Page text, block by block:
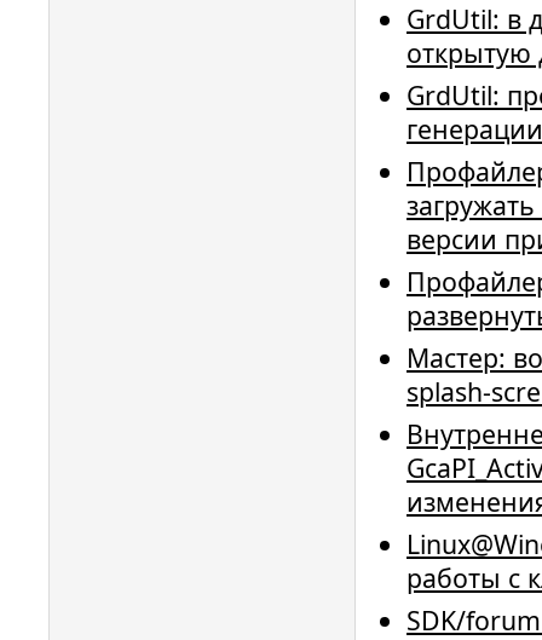
GrdUtil: в
открытую
GrdUtil:
версии
Мастер:
splash-
работы с
SDK/